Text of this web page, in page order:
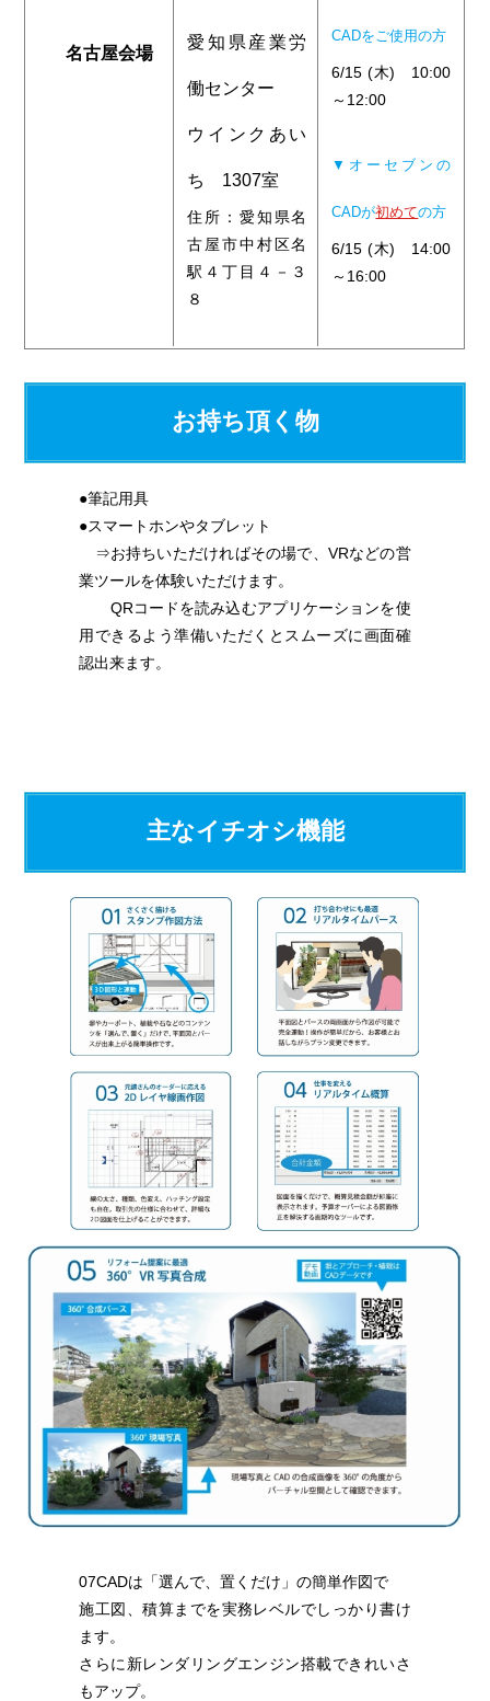
名古屋会場
愛知県産業労
働センター
ウインクあい
ち 1307室
住所：愛知県名
古屋市中村区名
駅４丁目４－３
８
CADをご使用の方
6/15 (木) 10:00
～12:00
▼オーセブンの
CADが初めての方
6/15 (木) 14:00
～16:00
お持ち頂く物
●筆記用具
●スマートホンやタブレット
⇒お持ちいただければその場で、VRなどの営
業ツールを体験いただけます。
QRコードを読み込むアプリケーションを使
用できるよう準備いただくとスムーズに画面確
認出来ます。
主なイチオシ機能
07CADは「選んで、置くだけ」の簡単作図で
施工図、積算までを実務レベルでしっかり書け
ます。
さらに新レンダリングエンジン搭載できれいさ
もアップ。